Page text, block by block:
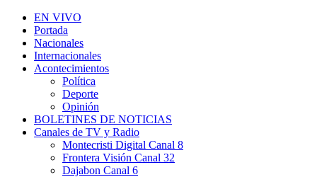
EN VIVO
Portada
Nacionales
Internacionales
Acontecimientos
Política
Deporte
Opinión
BOLETINES DE NOTICIAS
Canales de TV y Radio
Montecristi Digital Canal 8
Frontera Visión Canal 32
Dajabon Canal 6